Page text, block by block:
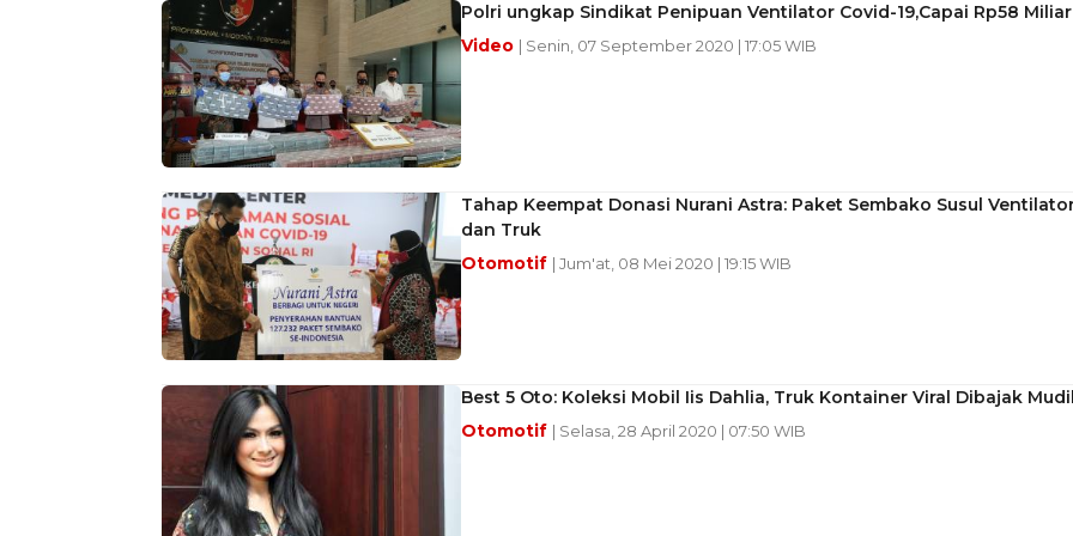
Polri ungkap Sindikat Penipuan Ventilator Covid-19,Capai Rp58 Miliar
Video | Senin, 07 September 2020 | 17:05 WIB
Tahap Keempat Donasi Nurani Astra: Paket Sembako Susul
dan Truk
Otomotif | Jum'at, 08 Mei 2020 | 19:15 WIB
Best 5 Oto: Koleksi Mobil Iis Dahlia, Truk Kontainer Viral Dibajak
Otomotif | Selasa, 28 April 2020 | 07:50 WIB